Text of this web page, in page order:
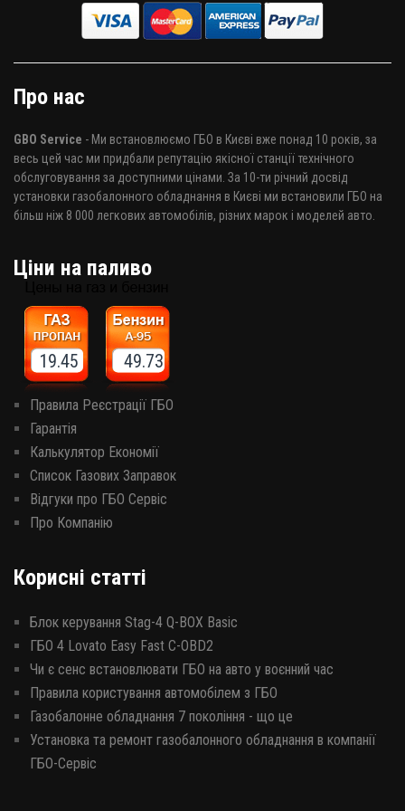
Про нас
GBO Service - Ми встановлюємо ГБО в Києві вже понад 10 років, за
весь цей час ми придбали репутацію якісної станції технічного
обслуговування за доступними цінами. За 10-ти річний досвід
установки газобалонного обладнання в Києві ми встановили ГБО на
більш ніж 8 000 легкових автомобілів, різних марок і моделей авто.
Ціни на паливо
19.45 49.73
Правила Реєстрації ГБО
Гарантія
Калькулятор Економії
Список Газових Заправок
Відгуки про ГБО Сервіс
Про Компанію
Корисні статті
Блок керування Stag-4 Q-BOX Basic
ГБО 4 Lovato Easy Fast C-OBD2
Чи є сенс встановлювати ГБО на авто у воєнний час
Правила користування автомобілем з ГБО
Газобалонне обладнання 7 покоління - що це
Установка та ремонт газобалонного обладнання в компанії
ГБО-Сервіс